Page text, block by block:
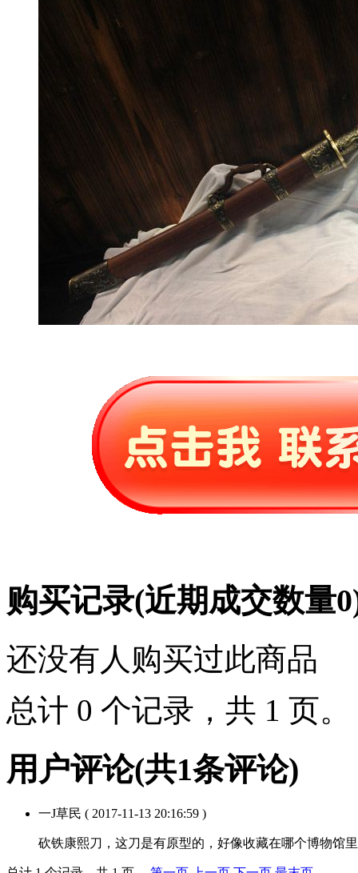
购买记录(近期成交数量0
还没有人购买过此商品
总计 0 个记录，共 1 页。
用户评论(共1条评论)
一J草民 ( 2017-11-13 20:16:59 )
砍铁康熙刀，这刀是有原型的，好像收藏在哪个博物馆里